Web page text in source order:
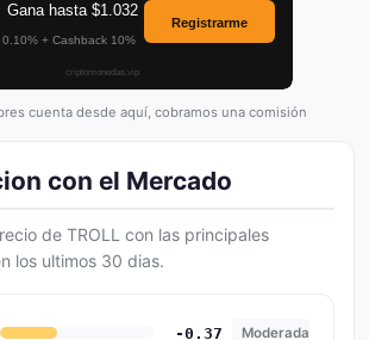
cuenta desde aquí, cobramos una comisión
con el Mercado
de TROLL con las principales
los ultimos 30 dias.
-0.37 Moderada